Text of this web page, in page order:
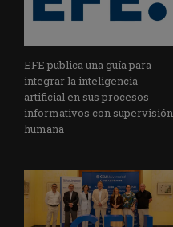
EFE publica una guía para
integrar la inteligencia
artificial en sus procesos
informativos con supervisión
humana